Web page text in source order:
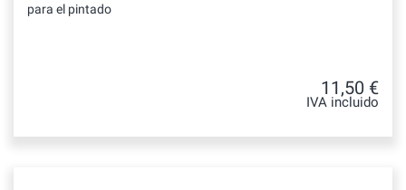
para el pintado
11,50 €
IVA incluido